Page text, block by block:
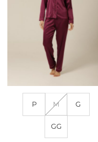
podem
ser
escolhidas
na
página
do
produto
P M G
GG